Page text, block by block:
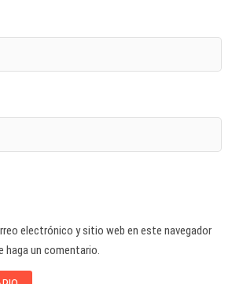
electrónico y sitio web en este navegador
haga un comentario.